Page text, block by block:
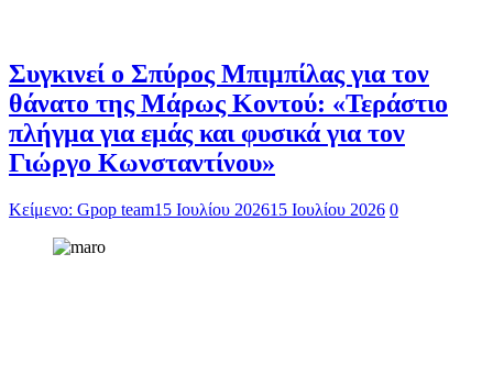
Συγκινεί ο Σπύρος Μπιμπίλας για τον
θάνατο της Μάρως Κοντού: «Τεράστιο
πλήγμα για εμάς και φυσικά για τον
Γιώργο Κωνσταντίνου»
Κείμενο: Gpop team15 Ιουλίου 202615 Ιουλίου 2026 0